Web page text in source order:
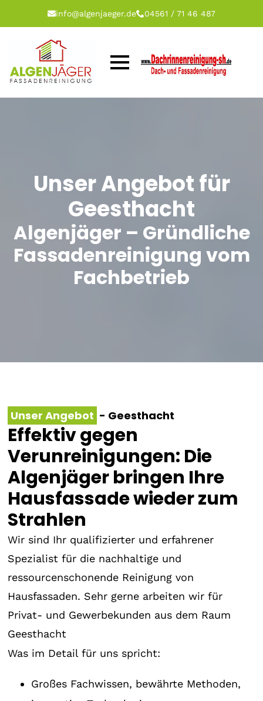
info@algenjaeger.de 04561 / 71 46 487
Unser Angebot für
Geesthacht
Algenjäger – Gründliche
Fassadenreinigung vom
Fachbetrieb
Unser Angebot - Geesthacht
Effektiv gegen
Verunreinigungen: Die
Algenjäger bringen Ihre
Hausfassade wieder zum
Strahlen
Wir sind Ihr qualifizierter und erfahrener
Spezialist für die nachhaltige und
ressourcenschonende Reinigung von
Hausfassaden. Sehr gerne arbeiten wir für
Privat- und Gewerbekunden aus dem Raum
Geesthacht
Was im Detail für uns spricht:
Großes Fachwissen, bewährte Methoden,